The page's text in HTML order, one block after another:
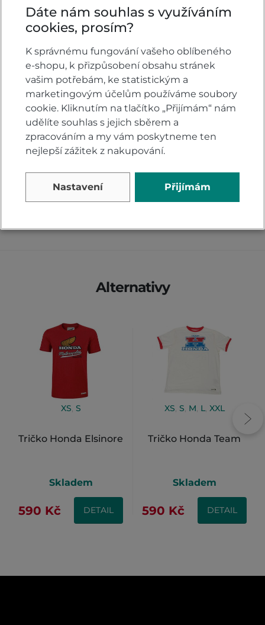
Zeptejte se.
Hodnocení produktu
Přidejte vlastní hodnocení produktu a pomožte
tak dalším nakupujícím.
Alternativy
XS, S
Tričko Honda Elsinore
Skladem
590 Kč DETAIL
XS, S, M, L, XXL
Tričko Honda Team
Skladem
590 Kč DETAIL
Dáte nám souhlas s využíváním
cookies, prosím?
K správnému fungování vašeho oblíbeného
e-shopu, k přizpůsobení obsahu stránek
vašim potřebám, ke statistickým a
marketingovým účelům používáme soubory
cookie. Kliknutím na tlačítko „Přijímám“ nám
udělíte souhlas s jejich sběrem a
zpracováním a my vám poskytneme ten
nejlepší zážitek z nakupování.
Nastavení Přijímám